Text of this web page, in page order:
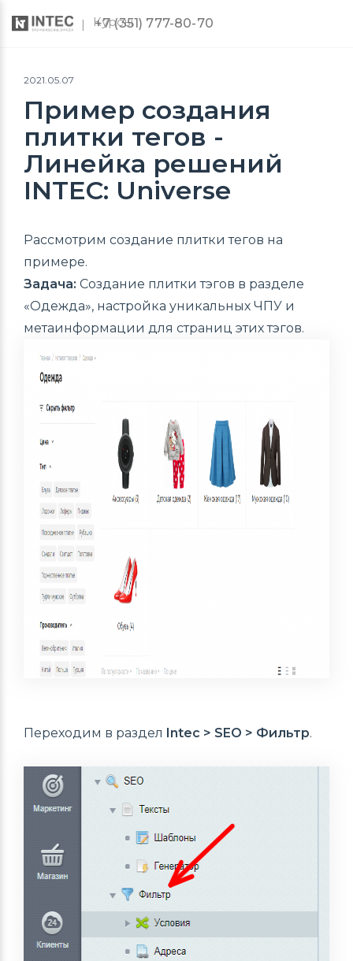
Курсы
+7 (351) 777-80-70
2021.05.07
Пример создания
плитки тегов -
Линейка решений
INTEC: Universe
Рассмотрим создание плитки тегов на
примере.
Задача: Создание плитки тэгов в разделе
«Одежда», настройка уникальных ЧПУ и
метаинформации для страниц этих тэгов.
Переходим в раздел Intec > SEO > Фильтр.